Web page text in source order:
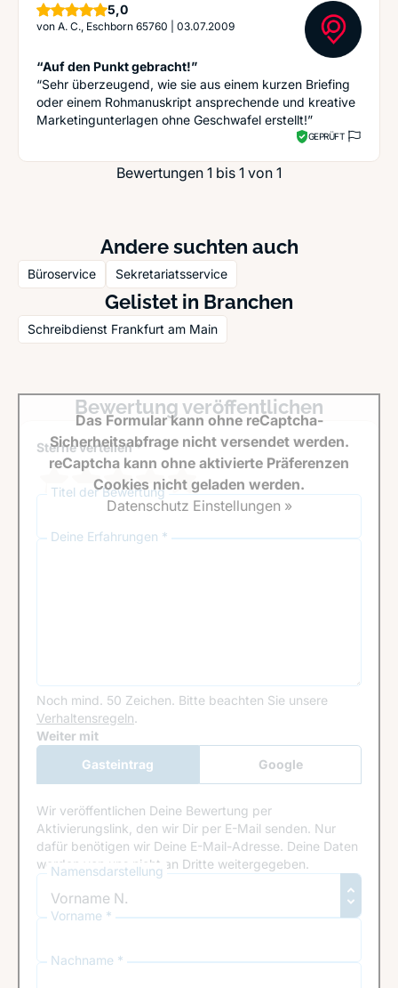
5,0Sterne
von A. C., Eschborn 65760 03.07.2009
“Auf den Punkt gebracht!”
“Sehr überzeugend, wie sie aus einem kurzen Briefing
oder einem Rohmanuskript ansprechende und kreative
Marketing­unterlagen ohne Geschwafel erstellt!”
GEPRÜFT
Bewertungen 1 bis 1 von 1
Andere suchten auch
Büroservice Sekretariatsservice
Gelistet in Branchen
Schreibdienst Frankfurt am Main
Bewertung veröffentlichen
Sterne verteilen *
Titel der Bewertung
Deine Erfahrungen *
Noch mind. 50 Zeichen. Bitte beachten Sie unsere
Verhaltensregeln.
Google Recaptcha
Weiter mit
Gasteintrag
Google
Anmeldung
Wir veröffentlichen Deine Bewertung per
Aktivierungslink, den wir Dir per E-Mail senden. Nur
dafür benötigen wir Deine E-Mail-Adresse. Deine Daten
werden von uns nicht an Dritte weitergegeben.
Namensdarstellung
Vorname *
Nachname *
Das Formular kann ohne reCaptcha-
Sicherheitsabfrage nicht versendet werden.
reCaptcha kann ohne aktivierte Präferenzen
Cookies nicht geladen werden.
Datenschutz Einstellungen »